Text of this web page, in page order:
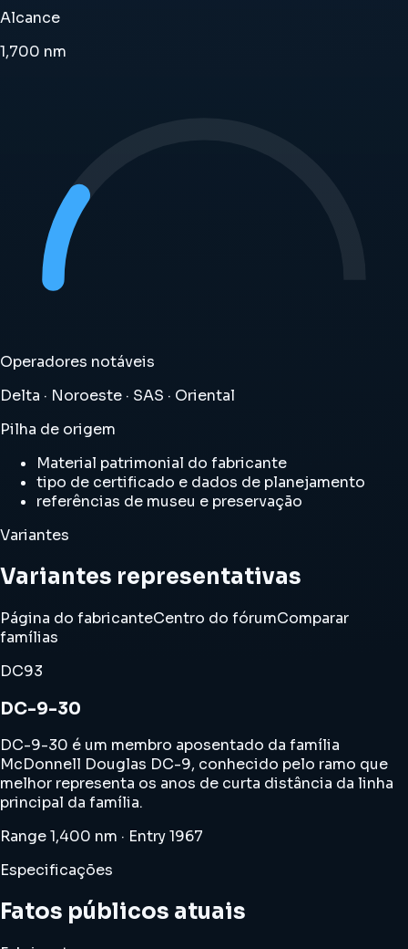
Alcance
1,700 nm
Operadores notáveis
Delta · Noroeste · SAS · Oriental
Pilha de origem
Material patrimonial do fabricante
tipo de certificado e dados de planejamento
referências de museu e preservação
Variantes
Variantes representativas
Página do fabricanteCentro do fórumComparar
famílias
DC93
DC-9-30
DC-9-30 é um membro aposentado da família
McDonnell Douglas DC-9, conhecido pelo ramo que
melhor representa os anos de curta distância da linha
principal da família.
Range 1,400 nm · Entry 1967
Especificações
Fatos públicos atuais